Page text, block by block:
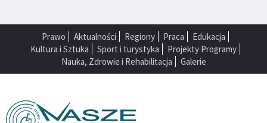
Prawo Aktualności Regiony Praca
Edukacja
Kultura i Sztuka
Sport i turystyka
Projekty Programy
Nauka, Zdrowie i Rehabilitacja
Galerie